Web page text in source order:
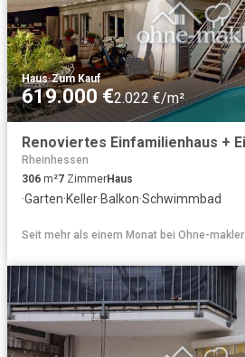
Haus·Zum Kauf
619.000 €2.022 €/m²
Rheinhessen
306 m²7 ZimmerHaus
·Garten·Keller·Balkon·Schwimmbad
Seit mehr als einem Monat bei Ohne-makler